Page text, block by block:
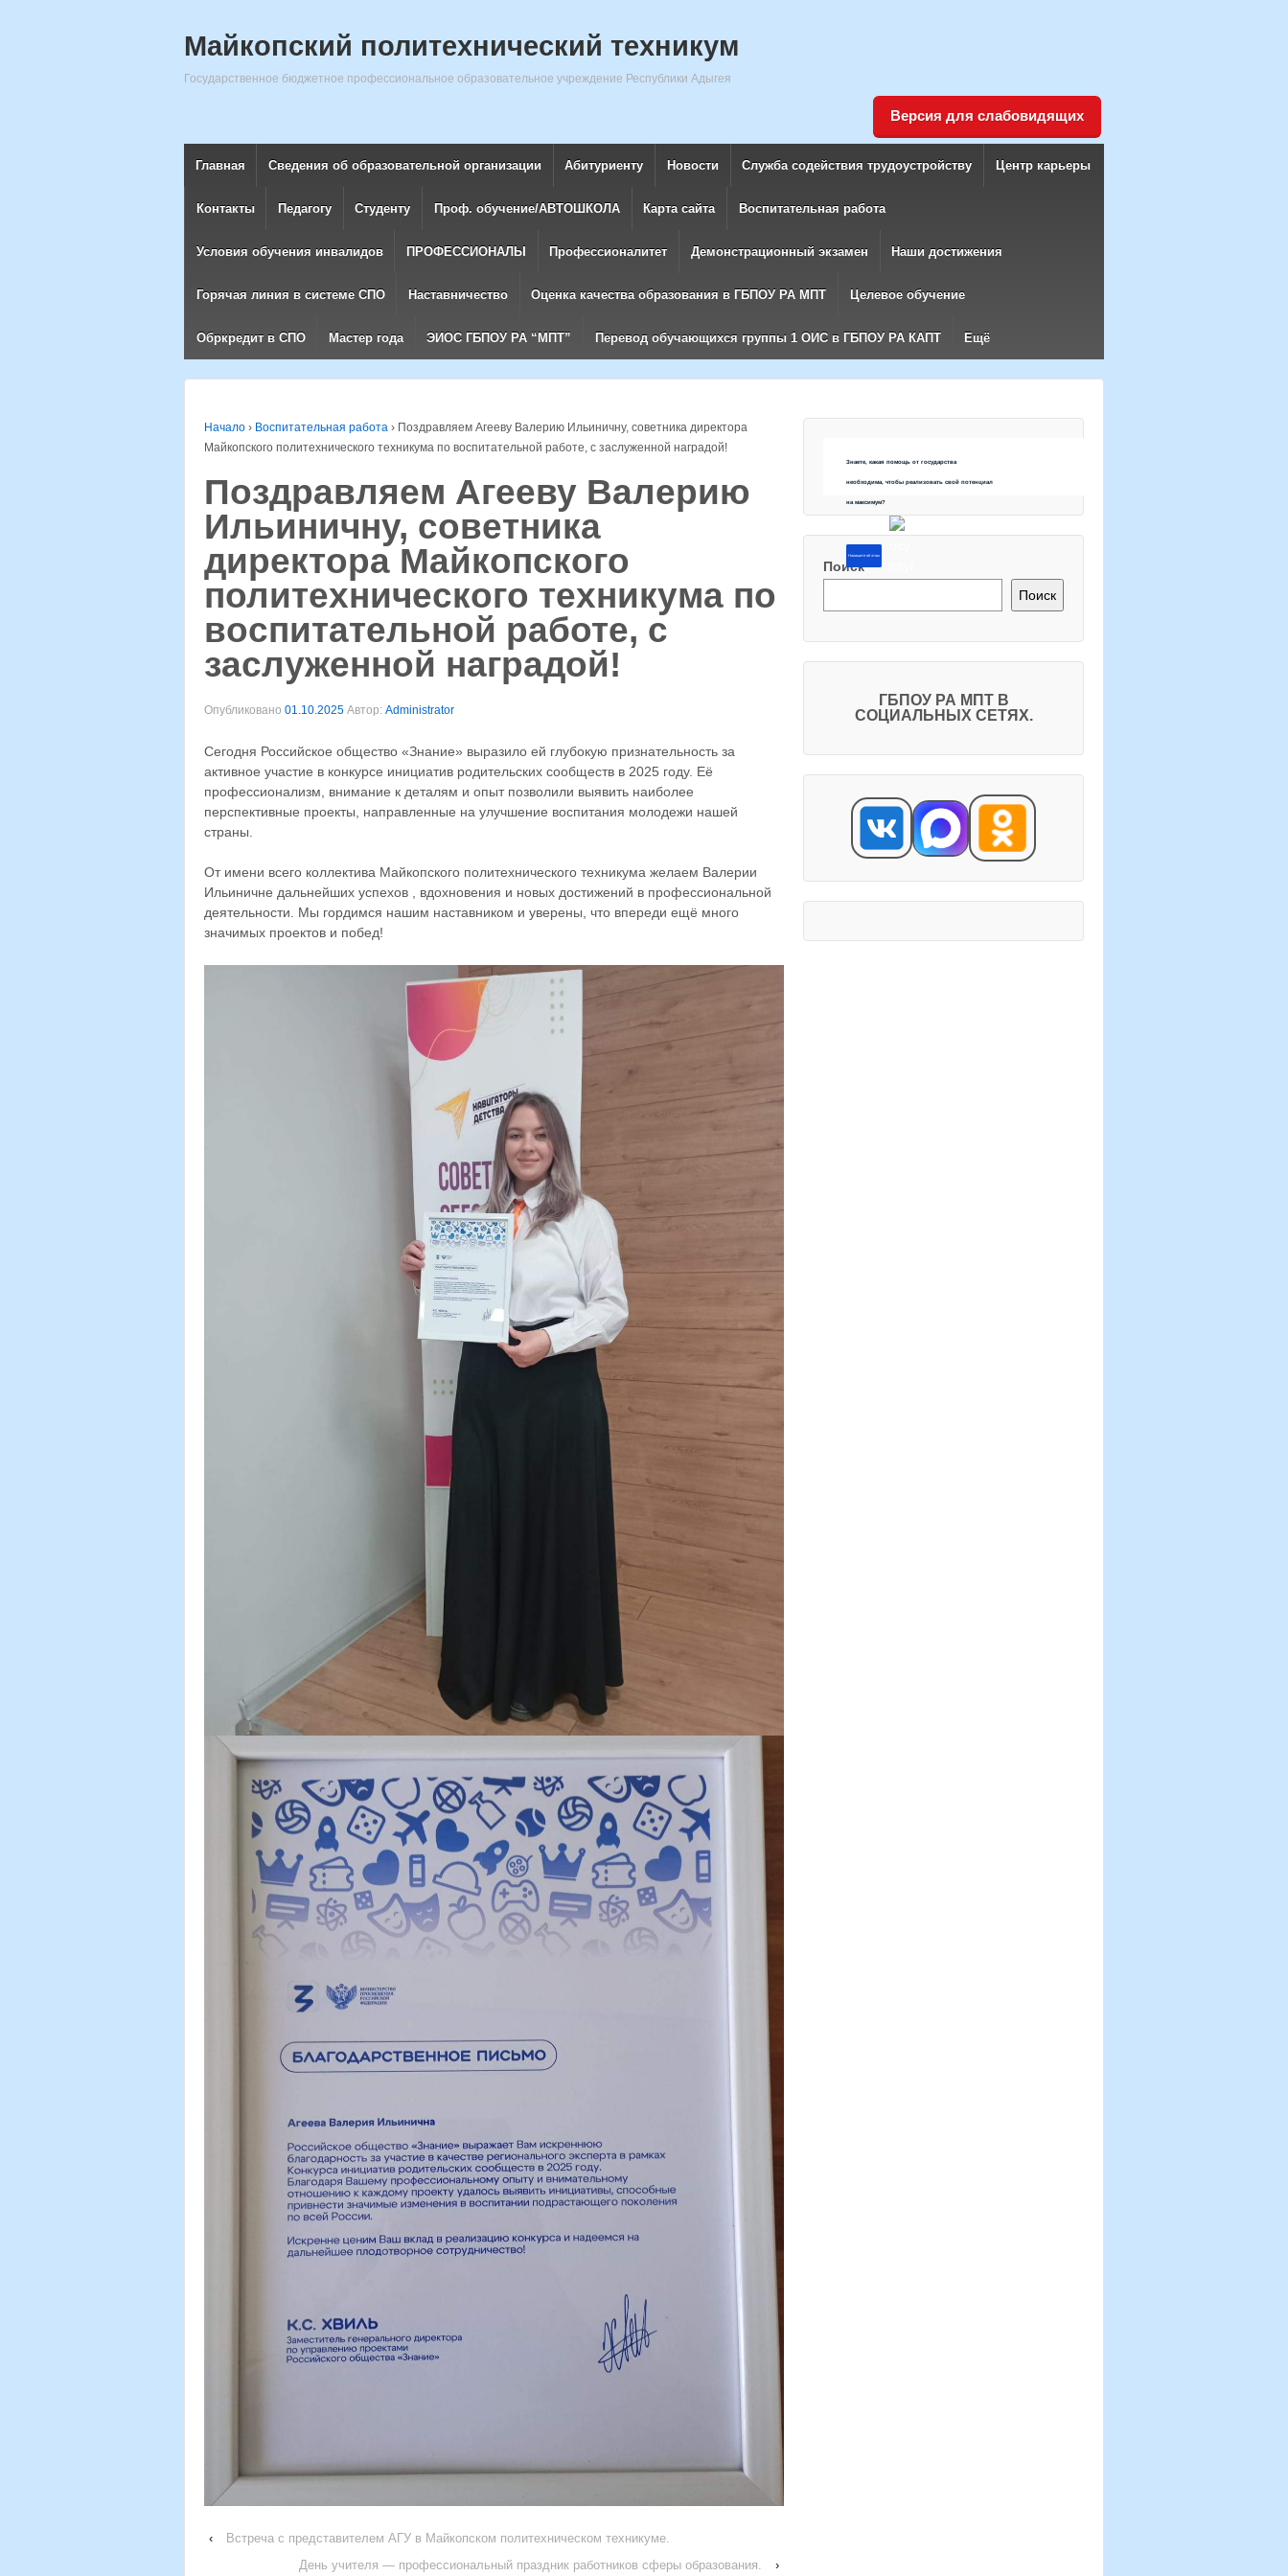
Майкопский политехнический техникум
Государственное бюджетное профессиональное образовательное учреждение Республики Адыгея
Версия для слабовидящих
Главная Сведения об образовательной организации Абитуриенту Новости Служба содействия трудоустройству Центр карьеры
Контакты Педагогу Студенту Проф. обучение/АВТОШКОЛА Карта сайта Воспитательная работа
Условия обучения инвалидов ПРОФЕССИОНАЛЫ Профессионалитет Демонстрационный экзамен Наши достижения
Горячая линия в системе СПО Наставничество Оценка качества образования в ГБПОУ РА МПТ Целевое обучение
Обркредит в СПО Мастер года ЭИОС ГБПОУ РА “МПТ” Перевод обучающихся группы 1 ОИС в ГБПОУ РА КАПТ Ещё
Начало › Воспитательная работа › Поздравляем Агееву Валерию Ильиничну, советника директора
Майкопского политехнического техникума по воспитательной работе, с заслуженной наградой!
Поздравляем Агееву Валерию
Ильиничну, советника
директора Майкопского
политехнического техникума по
воспитательной работе, с
заслуженной наградой!
Опубликовано 01.10.2025 Автор: Administrator
Сегодня Российское общество «Знание» выразило ей глубокую признательность за
активное участие в конкурсе инициатив родительских сообществ в 2025 году. Её
профессионализм, внимание к деталям и опыт позволили выявить наиболее
перспективные проекты, направленные на улучшение воспитания молодежи нашей
страны.
От имени всего коллектива Майкопского политехнического техникума желаем Валерии
Ильиничне дальнейших успехов , вдохновения и новых достижений в профессиональной
деятельности. Мы гордимся нашим наставником и уверены, что впереди ещё много
значимых проектов и побед!
‹
Встреча с представителем АГУ в Майкопском политехническом техникуме.
День учителя — профессиональный праздник работников сферы образования.
›
Знаете, какая помощь от государства
необходима, чтобы реализовать свой потенциал
на максимум?
Напишите об этом
Поиск
Поиск
ГБПОУ РА МПТ В
СОЦИАЛЬНЫХ СЕТЯХ.